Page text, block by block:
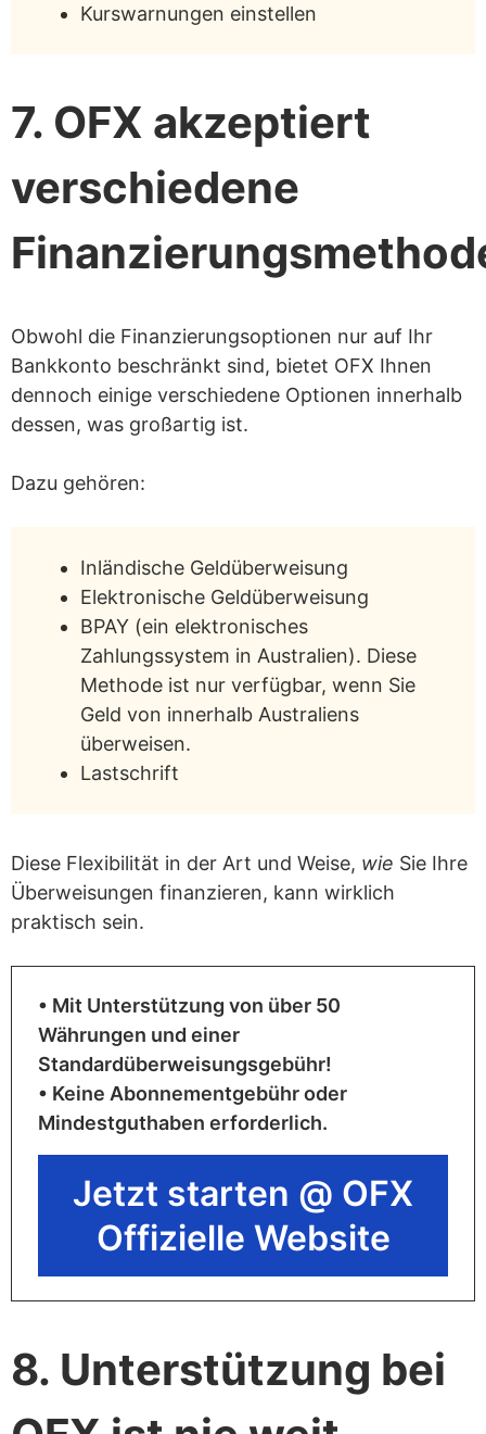
Kurswarnungen einstellen
7. OFX akzeptiert
verschiedene
Obwohl die Finanzierungsoptionen nur auf Ihr
Bankkonto beschränkt sind, bietet OFX Ihnen
dennoch einige verschiedene Optionen innerhalb
dessen, was großartig ist.
Dazu gehören:
Inländische Geldüberweisung
Elektronische Geldüberweisung
BPAY (ein elektronisches
Zahlungssystem in Australien). Diese
Methode ist nur verfügbar, wenn Sie
Geld von innerhalb Australiens
überweisen.
Lastschrift
Diese Flexibilität in der Art und Weise, wie Sie Ihre
Überweisungen finanzieren, kann wirklich
praktisch sein.
• Mit Unterstützung von über 50
Währungen und einer
Standardüberweisungsgebühr!
• Keine Abonnementgebühr oder
Mindestguthaben erforderlich.
Jetzt starten @ OFX
Offizielle Website
8. Unterstützung bei